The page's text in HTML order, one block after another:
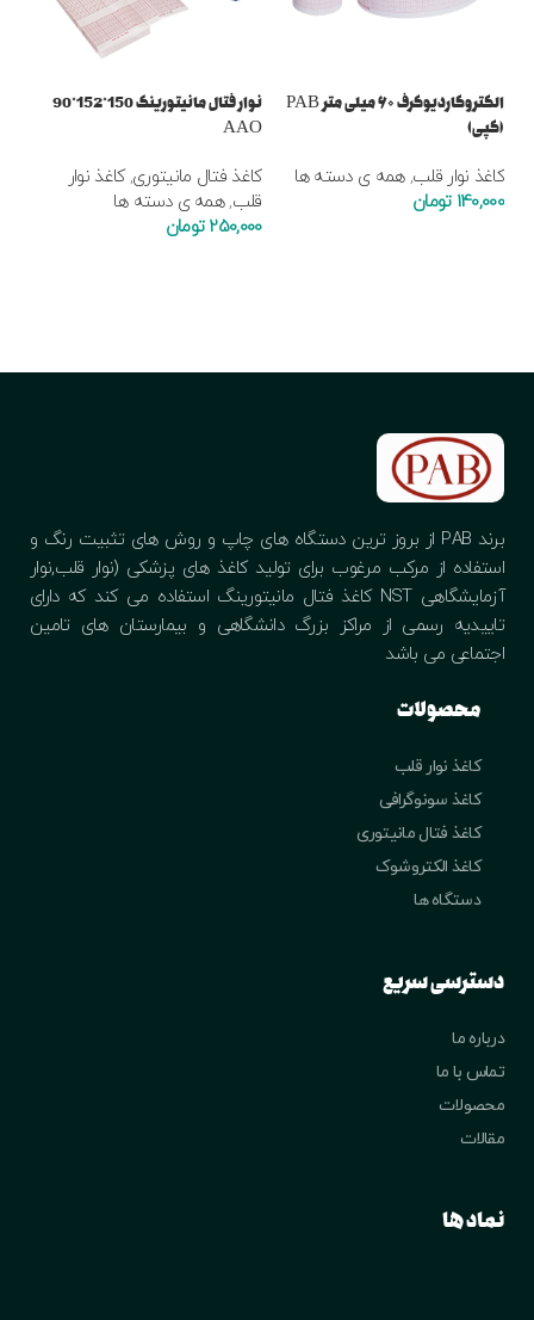
الکتروکاردیوگرف ۶۰ میلی متر PAB
(کپی)
کاغذ نوار قلب,همه ی دسته ها
140,000 تومان
نوار فتال مانیتورینگ 150*152*90
AAO
کاغذ فتال مانیتوری,کاغذ نوار
قلب,همه ی دسته ها
250,000 تومان
برند PAB از بروز ترین دستگاه های چاپ و روش های تثبیت رنگ و
استفاده از مرکب مرغوب برای تولید کاغذ های پزشکی (نوار قلب,نوار
آزمایشگاهی NST کاغذ فتال مانیتورینگ استفاده می کند که دارای
تاییدیه رسمی از مراکز بزرگ دانشگاهی و بیمارستان های تامین
اجتماعی می باشد
محصولات
کاغذ نوار قلب
کاغذ سونوگرافی
کاغذ فتال مانیتوری
کاغذ الکتروشوک
دستگاه ها
دسترسی سریع
درباره ما
تماس با ما
محصولات
مقالات
نماد ها